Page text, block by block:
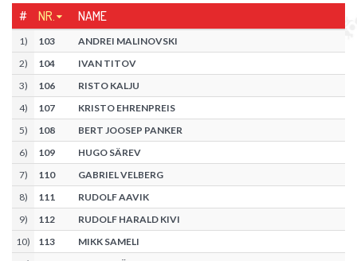
# NR. NAME
1) 103
ANDREI MALINOVSKI
2) 104
IVAN TITOV
3) 106
RISTO KALJU
4) 107
KRISTO EHRENPREIS
5) 108
BERT JOOSEP PANKER
6) 109
HUGO SÄREV
7) 110
GABRIEL VELBERG
8) 111
RUDOLF AAVIK
9) 112
RUDOLF HARALD KIVI
10) 113
MIKK SAMELI